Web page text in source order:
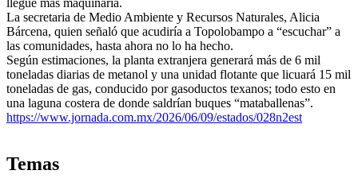
llegue más maquinaria.
La secretaria de Medio Ambiente y Recursos Naturales, Alicia
Bárcena, quien señaló que acudiría a Topolobampo a “escuchar” a
las comunidades, hasta ahora no lo ha hecho.
Según estimaciones, la planta extranjera generará más de 6 mil
toneladas diarias de metanol y una unidad flotante que licuará 15 mil
toneladas de gas, conducido por gasoductos texanos; todo esto en
una laguna costera de donde saldrían buques “mataballenas”.
https://www.jornada.com.mx/2026/06/09/estados/028n2est
Temas